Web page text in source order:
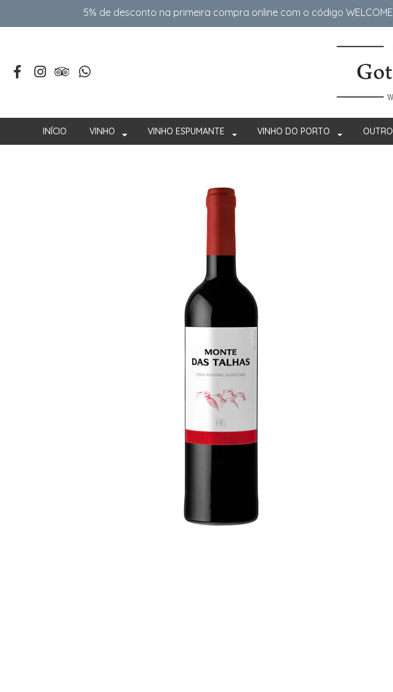
5% de desconto na primeira compra online com o código
INÍCIO VINHO VINHO ESPUMANTE VINHO DO PORTO